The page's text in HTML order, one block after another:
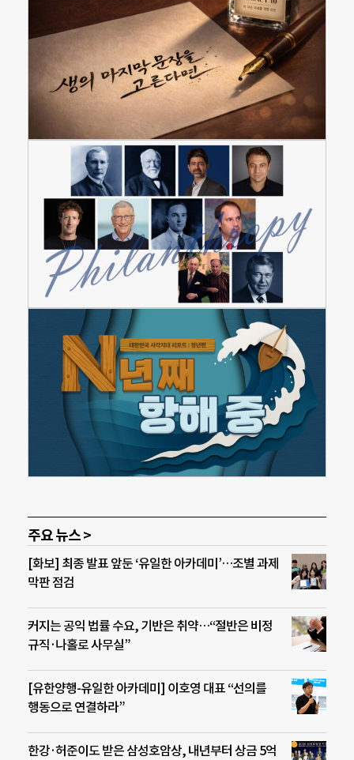
주요 뉴스 >
[화보] 최종 발표 앞둔 ‘유일한 아카데미’…조별 과제
막판 점검
커지는 공익 법률 수요, 기반은 취약…“절반은 비정
규직·나홀로 사무실”
[유한양행-유일한 아카데미] 이호영 대표 “선의를
행동으로 연결하라”
한강·허준이도 받은 삼성호암상, 내년부터 상금 5억